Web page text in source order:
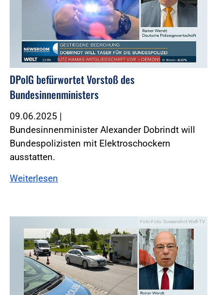
DPolG befürwortet Vorstoß des
Bundesinnenministers
09.06.2025 |
Bundesinnenminister Alexander Dobrindt will
Bundespolizisten mit Elektroschockern
ausstatten.
Weiterlesen
Foto:Foto: Screenshot Welt-TV